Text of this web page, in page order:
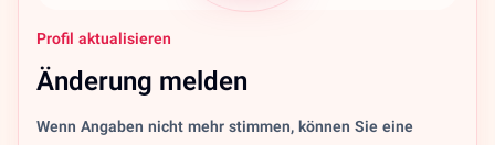
Profil aktualisieren
Änderung melden
Wenn Angaben nicht mehr stimmen, können Sie eine